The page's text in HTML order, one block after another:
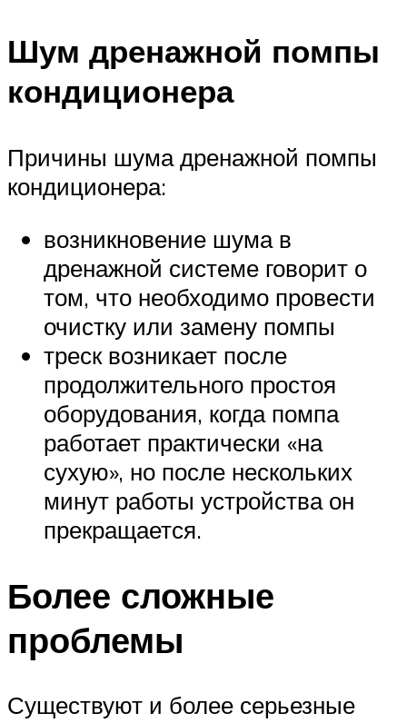
Шум дренажной помпы
кондиционера
Причины шума дренажной помпы
кондиционера:
возникновение шума в
дренажной системе говорит о
том, что необходимо провести
очистку или замену помпы
треск возникает после
продолжительного простоя
оборудования, когда помпа
работает практически «на
сухую», но после нескольких
минут работы устройства он
прекращается.
Более сложные
проблемы
Существуют и более серьезные